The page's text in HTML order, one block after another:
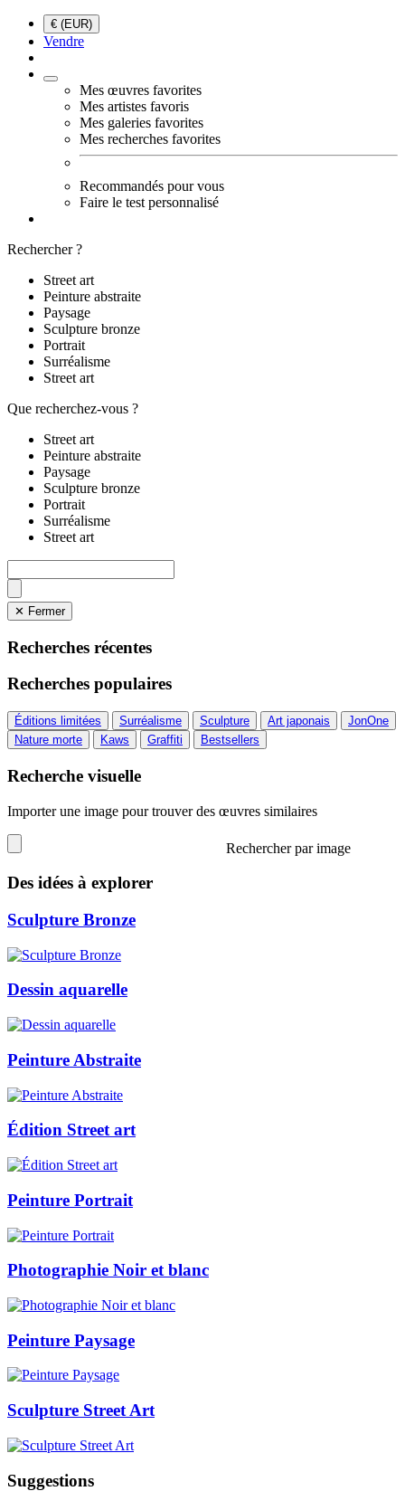
€ (EUR)
Vendre
Mes œuvres favorites
Mes artistes favoris
Mes galeries favorites
Mes recherches favorites
Recommandés pour vous
Faire le test personnalisé
Rechercher ?
Street art
Peinture abstraite
Paysage
Sculpture bronze
Portrait
Surréalisme
Street art
Que recherchez-vous ?
Street art
Peinture abstraite
Paysage
Sculpture bronze
Portrait
Surréalisme
Street art
✕ Fermer
Recherches récentes
Recherches populaires
Éditions limitées Surréalisme Sculpture Art japonais
JonOne
Nature morte
Kaws Graffiti Bestsellers
Recherche visuelle
Importer une image pour trouver des œuvres similaires
Rechercher par image
Des idées à explorer
Sculpture Bronze
Dessin aquarelle
Peinture Abstraite
Édition Street art
Peinture Portrait
Photographie Noir et blanc
Peinture Paysage
Sculpture Street Art
Suggestions